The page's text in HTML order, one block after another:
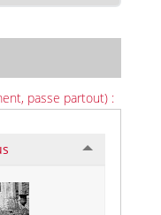
passe partout) :